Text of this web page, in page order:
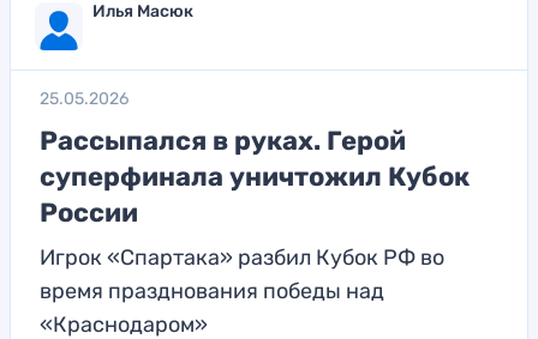
Илья Масюк
25.05.2026
Рассыпался в руках. Герой
суперфинала уничтожил Кубок
России
Игрок «Спартака» разбил Кубок РФ во
время празднования победы над
«Краснодаром»